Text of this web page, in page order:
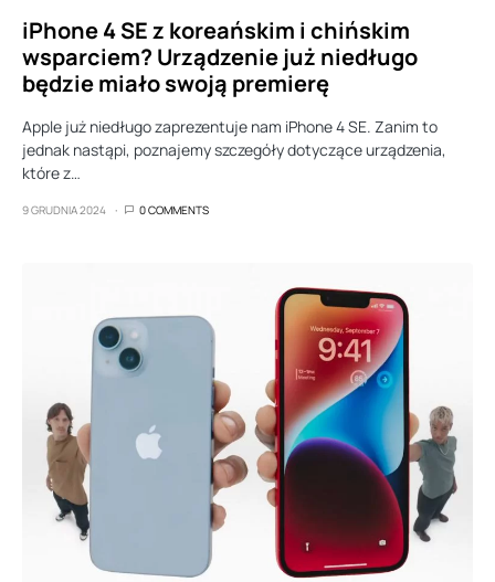
iPhone 4 SE z koreańskim i chińskim
wsparciem? Urządzenie już niedługo
będzie miało swoją premierę
Apple już niedługo zaprezentuje nam iPhone 4 SE. Zanim to
jednak nastąpi, poznajemy szczegóły dotyczące urządzenia,
które z…
9 GRUDNIA 2024 0 COMMENTS